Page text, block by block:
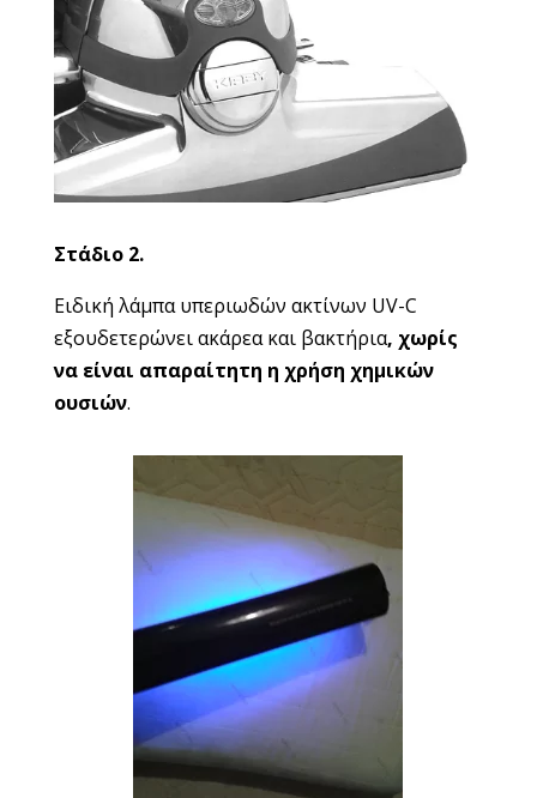
Στάδιο 2.
Ειδική λάμπα υπεριωδών ακτίνων UV-C
εξουδετερώνει ακάρεα και βακτήρια, χωρίς
να είναι απαραίτητη η χρήση χημικών
ουσιών.